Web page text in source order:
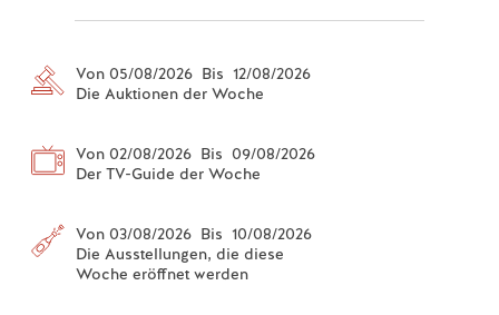
Von 05/08/2026 Bis 12/08/2026
Die Auktionen der Woche
Von 02/08/2026 Bis 09/08/2026
Der TV-Guide der Woche
Von 03/08/2026 Bis 10/08/2026
Die Ausstellungen, die diese
Woche eröffnet werden